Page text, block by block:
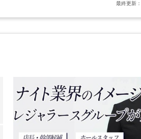
最終更新：